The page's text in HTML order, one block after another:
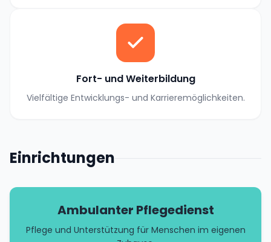
Fort- und Weiterbildung
Vielfältige Entwicklungs- und Karrieremöglichkeiten.
Einrichtungen
Ambulanter Pflegedienst
Pflege und Unterstützung für Menschen im eigenen